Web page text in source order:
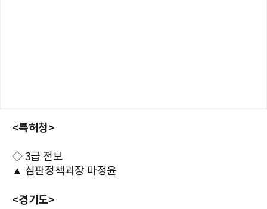
<특허청>
◇ 3급 전보
▲ 심판정책과장 마정윤
<경기도>